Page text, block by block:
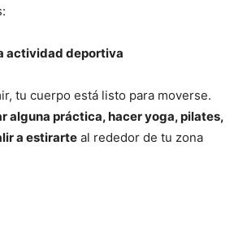
actividad deportiva
tu cuerpo está listo para moverse.
alguna práctica, hacer yoga, pilates,
a estirarte al rededor de tu zona